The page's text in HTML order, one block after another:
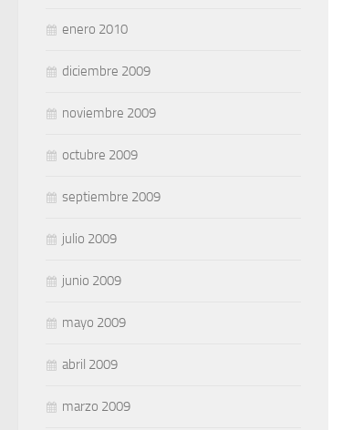
enero 2010
diciembre 2009
noviembre 2009
octubre 2009
septiembre 2009
julio 2009
junio 2009
mayo 2009
abril 2009
marzo 2009